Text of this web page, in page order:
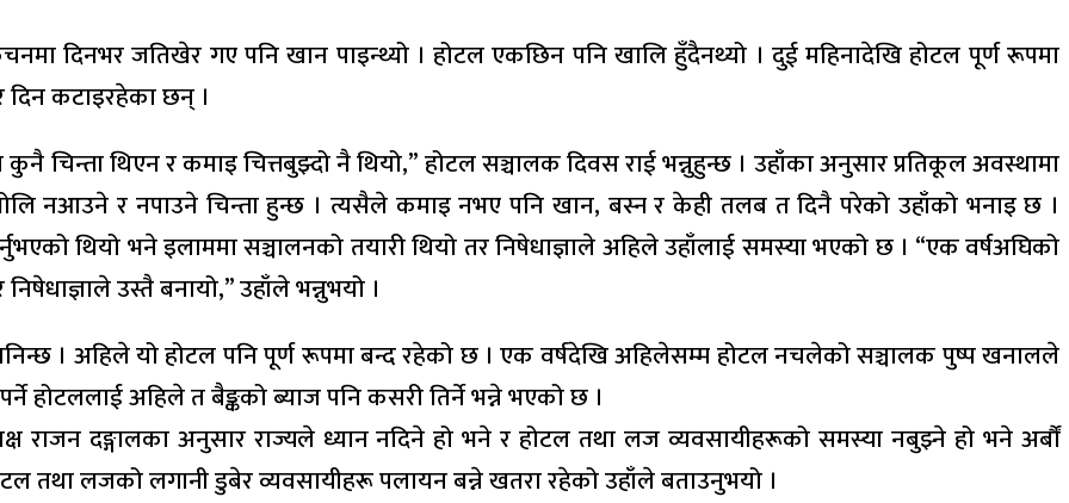
दिनभर जतिखेर गए पनि खान पाइन्थ्यो । होटल एकछिन पनि खालि हुँदैनथ्यो । दुई महिनादेखि होटल पूर्ण रूपमा
दिन कटाइरहेका छन् ।
चिन्ता थिएन र कमाइ चित्तबुझ्दो नै थियो,” होटल सञ्चालक दिवस राई भन्नुहुन्छ । उहाँका अनुसार प्रतिकूल अवस्थामा
नआउने र नपाउने चिन्ता हुन्छ । त्यसैले कमाइ नभए पनि खान, बस्न र केही तलब त दिनै परेको उहाँको भनाइ छ ।
थियो भने इलाममा सञ्चालनको तयारी थियो तर निषेधाज्ञाले अहिले उहाँलाई समस्या भएको छ । “एक वर्षअघिको
उस्तै बनायो,” उहाँले भन्नुभयो ।
। अहिले यो होटल पनि पूर्ण रूपमा बन्द रहेको छ । एक वर्षदेखि अहिलेसम्म होटल नचलेको सञ्चालक पुष्प खनालले
होटललाई अहिले त बैङ्कको ब्याज पनि कसरी तिर्ने भन्ने भएको छ ।
राजन दङ्गालका अनुसार राज्यले ध्यान नदिने हो भने र होटल तथा लज व्यवसायीहरूको समस्या नबुझ्ने हो भने अर्बौं
तथा लजको लगानी डुबेर व्यवसायीहरू पलायन बन्ने खतरा रहेको उहाँले बताउनुभयो ।